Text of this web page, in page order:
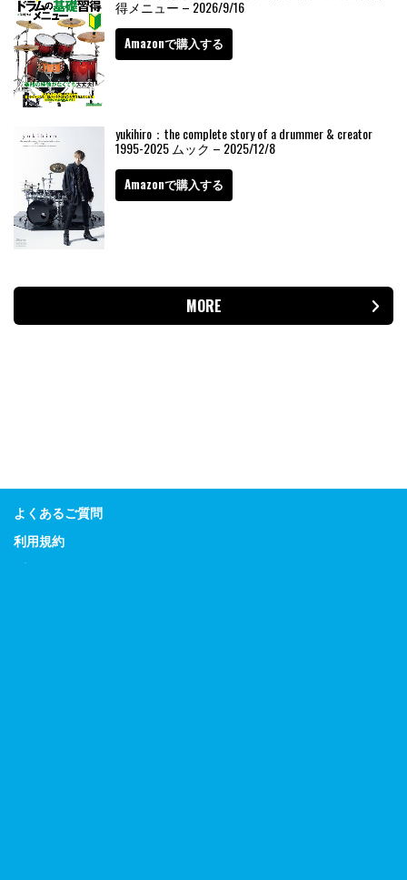
得メニュー – 2026/9/16
Amazonで購入する
yukihiro：the complete story of a drummer & creator
1995-2025 ムック – 2025/12/8
Amazonで購入する
MORE
よくあるご質問
利用規約
プライバシーポリシー